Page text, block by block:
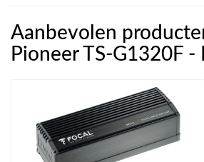
Aanbevolen
Pioneer TS-G1320F -